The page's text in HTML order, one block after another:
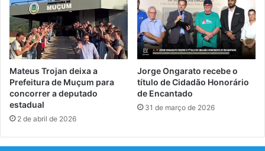
Mateus Trojan deixa a
Prefeitura de Muçum para
concorrer a deputado
estadual
2 de abril de 2026
Jorge Ongarato recebe o
título de Cidadão Honorário
de Encantado
31 de março de 2026